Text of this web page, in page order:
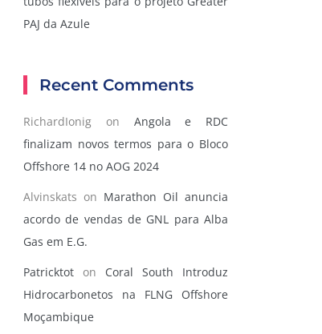
PAJ da Azule
Recent Comments
RichardIonig on Angola e RDC
finalizam novos termos para o Bloco
Offshore 14 no AOG 2024
Alvinskats on Marathon Oil anuncia
acordo de vendas de GNL para Alba
Gas em E.G.
Patricktot on Coral South Introduz
Hidrocarbonetos na FLNG Offshore
Moçambique